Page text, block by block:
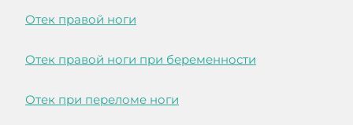
Отек правой ноги
Отек правой ноги при беременности
Отек при переломе ноги